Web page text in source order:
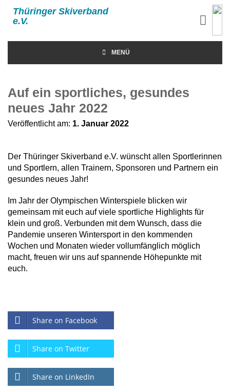
Thüringer Skiverband
e.V.
MENÜ
Auf ein sportliches, gesundes
neues Jahr 2022
Veröffentlicht am: 1. Januar 2022
Der Thüringer Skiverband e.V. wünscht allen Sportlerinnen
und Sportlern, allen Trainern, Sponsoren und Partnern ein
gesundes neues Jahr!
Im Jahr der Olympischen Winterspiele blicken wir
gemeinsam mit euch auf viele sportliche Highlights für
klein und groß. Verbunden mit dem Wunsch, dass die
Pandemie unseren Wintersport in den kommenden
Wochen und Monaten wieder vollumfänglich möglich
macht, freuen wir uns auf spannende Höhepunkte mit
euch.
Share on Facebook
Share on Twitter
Share on LinkedIn